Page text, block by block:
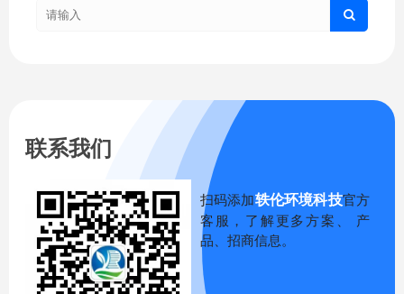
联系我们
扫码添加轶伦环境科技官方
客服，了解更多方案、 产
品、招商信息。